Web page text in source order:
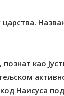
као
код Наисуса